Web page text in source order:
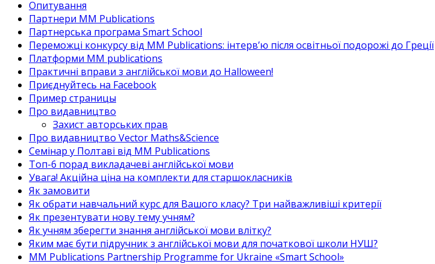
Опитування
Партнери MM Publications
Партнерська програма Smart School
Переможці конкурсу від MM Publications: інтерв’ю після освітньої подорожі до Греції
Платформи MM publications
Практичні вправи з англійської мови до Halloween!
Приєднуйтесь на Facebook
Пример страницы
Про видавництво
Захист авторських прав
Про видавництво Vector Maths&Science
Семінар у Полтаві від MM Publications
Топ-6 порад викладачеві англійської мови
Увага! Акційна ціна на комплекти для старшокласників
Як замовити
Як обрати навчальний курс для Вашого класу? Три найважливіші критерії
Як презентувати нову тему учням?
Як учням зберегти знання англійської мови влітку?
Яким має бути підручник з англійської мови для початкової школи НУШ?
MM Publications Partnership Programme for Ukraine «Smart School»